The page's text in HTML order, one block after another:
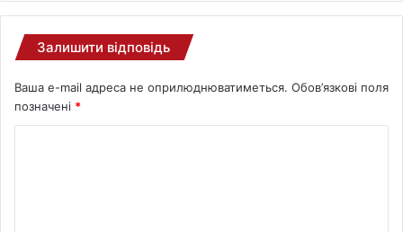
Залишити відповідь
Ваша e-mail адреса не оприлюднюватиметься. Обов’язкові поля
позначені *